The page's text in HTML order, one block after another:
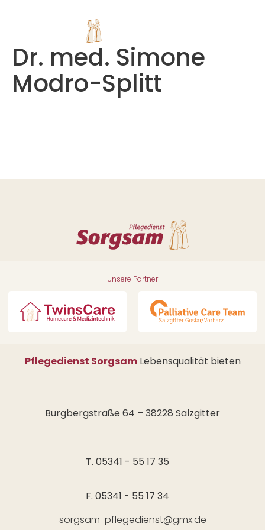
Dr. med. Simone
Modro-Splitt
Unsere Partner
Pflegedienst Sorgsam Lebensqualität bieten
Burgbergstraße 64 – 38228 Salzgitter
T. 05341 - 55 17 35
F. 05341 - 55 17 34
sorgsam-pflegedienst@gmx.de